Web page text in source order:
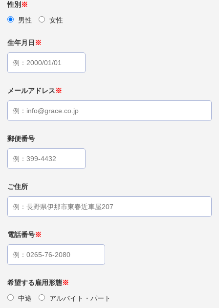
性別 ※
男性
女性
生年月日 ※
メールアドレス※
郵便番号
ご住所
電話番号※
希望する雇用形態※
中途
アルバイト・パート